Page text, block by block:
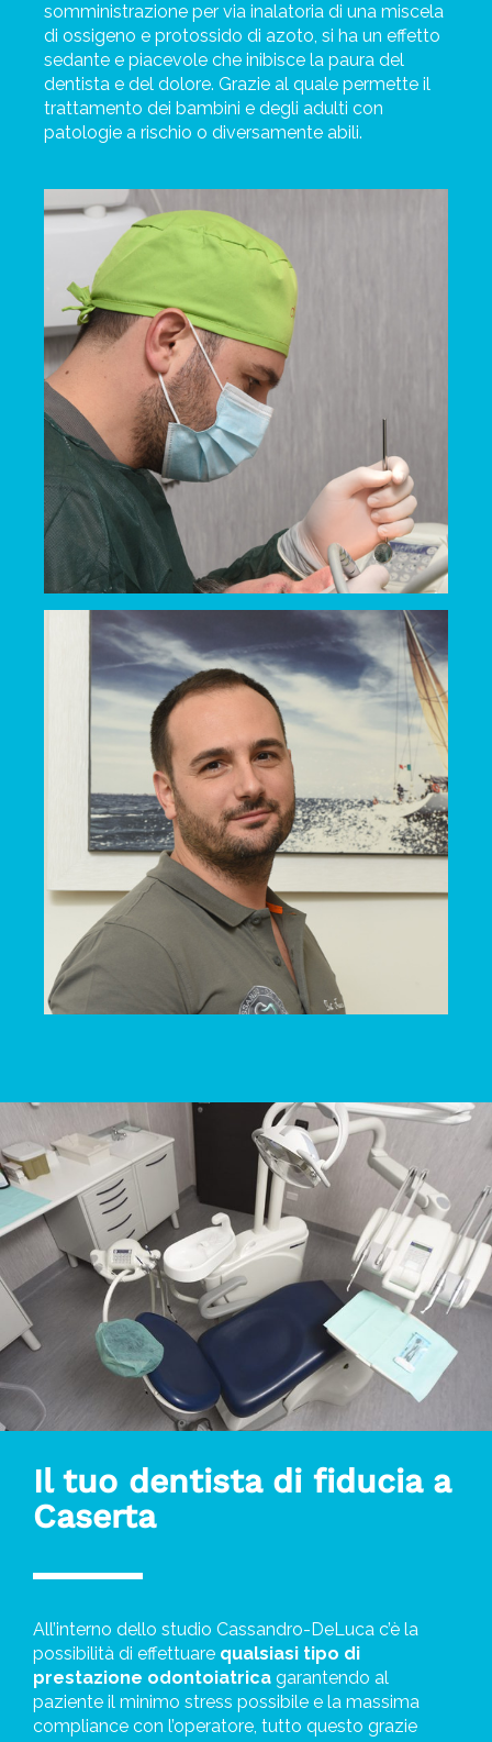
somministrazione per via inalatoria di una miscela
di ossigeno e protossido di azoto, si ha un effetto
sedante e piacevole che inibisce la paura del
dentista e del dolore. Grazie al quale permette il
trattamento dei bambini e degli adulti con
patologie a rischio o diversamente abili.
Il tuo dentista di fiducia a
Caserta
All’interno dello studio Cassandro-DeLuca c’è la
possibilità di effettuare qualsiasi tipo di
prestazione odontoiatrica garantendo al
paziente il minimo stress possibile e la massima
compliance con l’operatore, tutto questo grazie